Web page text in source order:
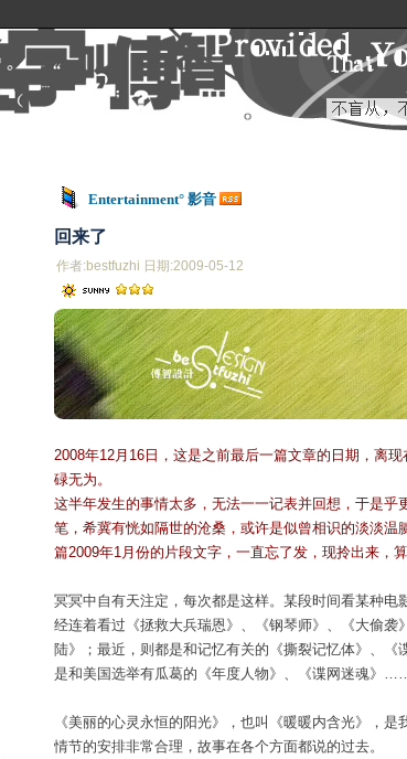
Entertainment° 影音
回来了
作者:bestfuzhi 日期:2009-05-12
2008年12月16日，这是之前最后一篇文章的日期，离
碌无为。
这半年发生的事情太多，无法一一记表并回想，于是
笔，希冀有恍如隔世的沧桑，或许是似曾相识的淡淡
篇2009年1月份的片段文字，一直忘了发，现拎出来，
冥冥中自有天注定，每次都是这样。某段时间看某种
经连着看过《拯救大兵瑞恩》、《钢琴师》、《大偷
陆》；最近，则都是和记忆有关的《撕裂记忆体》、
是和美国选举有瓜葛的《年度人物》、《谍网迷魂》
《美丽的心灵永恒的阳光》，也叫《暖暖内含光》，
情节的安排非常合理，故事在各个方面都说的过去。